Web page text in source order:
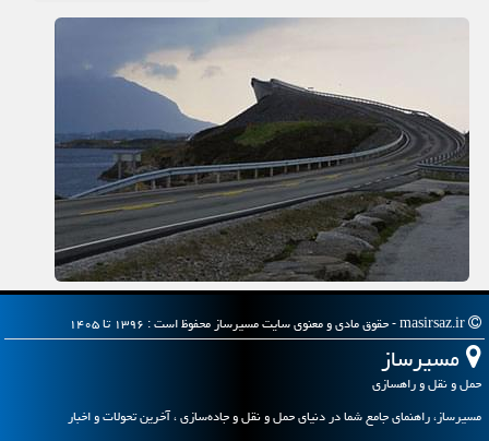
مسیرساز
حمل و نقل و راهسازی
مسیرساز، راهنمای جامع شما در دنیای حمل و نقل و جاده‌سازی ، آخرین تحولات و اخبار